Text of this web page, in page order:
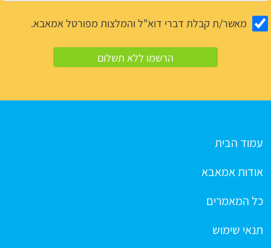
מאשר/ת קבלת דברי דוא"ל והמלצות מפורטל אמאבא.
עמוד הבית
אודות אמאבא
כל המאמרים
תנאי שימוש